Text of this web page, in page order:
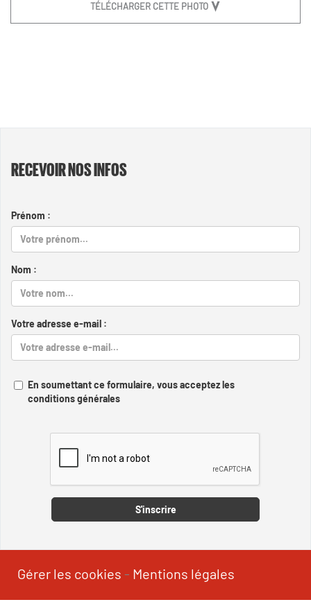
TÉLÉCHARGER CETTE PHOTO
RECEVOIR NOS INFOS
Prénom :
Nom :
Votre adresse e-mail :
En soumettant ce formulaire, vous acceptez les
conditions générales
S'inscrire
Gérer les cookies - Mentions légales